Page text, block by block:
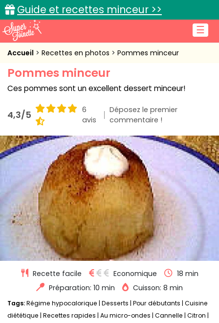
☰
Guide et recettes minceur >>
Accueil
Recettes de cuisine
Cuisine pratique
L'actu cuisine
Connexion
Accueil Recettes en photos Pommes minceur
Pommes minceur
Ces pommes sont un excellent dessert minceur!
4,3/5
6
avis
Déposez le premier
commentaire !
Recette facile Economique
18 min
Préparation: 10 min
Cuisson: 8 min
Tags:Régime hypocalorique Desserts Pour débutants Cuisine
diététique Recettes rapides Au micro-ondes Cannelle Citron